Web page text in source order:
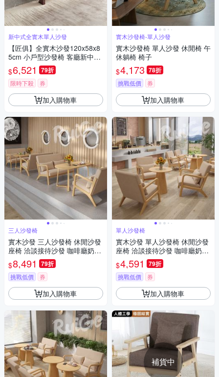
新中式全實木單人沙發
【匠俱】全實木沙發120x58x8
5cm 小戶型沙發椅 客廳新中式
沙發 出租屋小沙發 簡約現代休
閒椅
$6,521 79折
限時下殺 券
加入購物車
三人沙發椅
實木沙發 三人沙發椅 休閒沙發
座椅 洽談接待沙發 咖啡廳奶茶
店民宿餐廳椅
$8,491 79折
挑戰低價 券
加入購物車
實木沙發椅-單人沙發
實木沙發椅 單人沙發 休閒椅 午
休躺椅 椅子
$4,173 78折
挑戰低價 券
加入購物車
單人沙發椅
實木沙發 單人沙發椅 休閒沙發
座椅 洽談接待沙發 咖啡廳奶茶
店民宿餐廳椅
$4,591 79折
挑戰低價 券
加入購物車
補貨中